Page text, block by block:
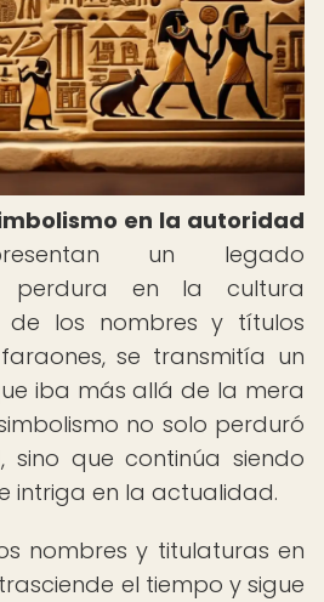
en la autoridad
un legado
perdura en la cultura
de los nombres y títulos
se transmitía un
iba más allá de la mera
no solo perduró
sino que continúa siendo
intriga en la actualidad.
nombres y titulaturas en
el tiempo y sigue